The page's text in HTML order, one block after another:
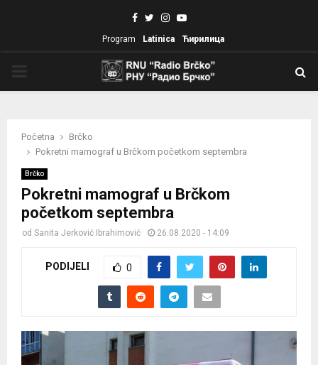
Facebook
TwitterInstagram
Youtube
Program Latinica Ћирилица
Početna
Brčko
Pokretni mamograf u Brčkom početkom septembra
Brčko
Pokretni mamograf u Brčkom
početkom septembra
od Sanita Jerković Ibrahimović 26.08.2020 - 14:09
PODIJELI 0